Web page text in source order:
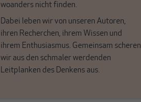
woanders nicht finden.
Dabei leben wir von unseren Autoren,
ihren Recherchen, ihrem Wissen und
ihrem Enthusiasmus. Gemeinsam scheren
wir aus den schmaler werdenden
Leitplanken des Denkens aus.